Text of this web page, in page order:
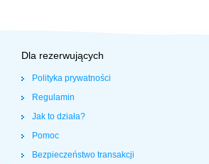
Dla rezerwujących
Polityka prywatności
Regulamin
Jak to działa?
Pomoc
Bezpieczeństwo transakcji